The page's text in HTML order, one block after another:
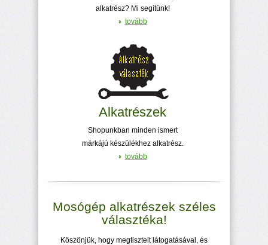
alkatrész? Mi segítünk!
tovább
Alkatrészek
Shopunkban minden ismert
márkájú készülékhez alkatrész.
tovább
Mosógép alkatrészek széles
választéka!
Köszönjük, hogy megtisztelt látogatásával, és